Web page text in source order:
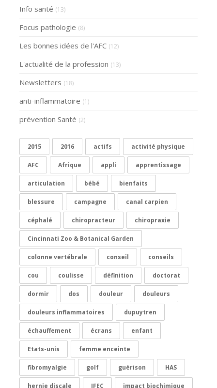
Info santé (13)
Focus pathologie (8)
Les bonnes idées de l'AFC (12)
L'actualité de la profession (13)
Newsletters (18)
anti-inflammatoire (1)
prévention Santé (2)
2015 2016 actifs activité physique
AFC Afrique appli apprentissage
articulation bébé bienfaits
blessure campagne canal carpien
céphalé chiropracteur chiropraxie
Cincinnati Zoo & Botanical Garden
colonne vertébrale conseil conseils
cou coulisse définition doctorat
dormir dos douleur douleurs
douleurs inflammatoires dupuytren
échauffement écrans enfant
Etats-unis femme enceinte
fibromyalgie golf guérison HAS
hernie discale IFEC impact biochimique